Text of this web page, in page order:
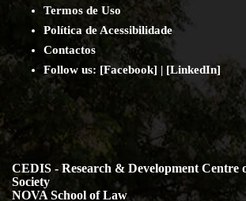
Termos de Uso
Política de Acessibilidade
Contactos
Follow us: [Facebook] | [LinkedIn]
CEDIS - Research & Development Centre
Society
NOVA School of Law